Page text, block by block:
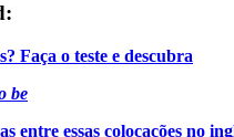
Faça o teste e descubra
be
entre essas colocações no